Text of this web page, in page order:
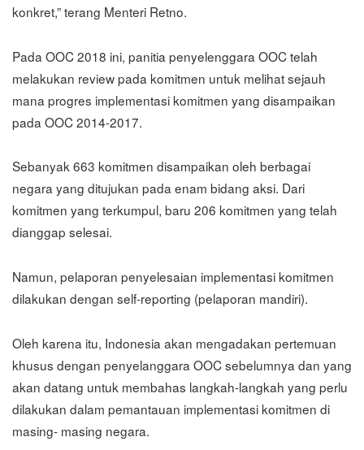
konkret,” terang Menteri Retno.
Pada OOC 2018 ini, panitia penyelenggara OOC telah
melakukan review pada komitmen untuk melihat sejauh
mana progres implementasi komitmen yang disampaikan
pada OOC 2014-2017.
Sebanyak 663 komitmen disampaikan oleh berbagai
negara yang ditujukan pada enam bidang aksi. Dari
komitmen yang terkumpul, baru 206 komitmen yang telah
dianggap selesai.
Namun, pelaporan penyelesaian implementasi komitmen
dilakukan dengan self-reporting (pelaporan mandiri).
Oleh karena itu, Indonesia akan mengadakan pertemuan
khusus dengan penyelanggara OOC sebelumnya dan yang
akan datang untuk membahas langkah-langkah yang perlu
dilakukan dalam pemantauan implementasi komitmen di
masing- masing negara.